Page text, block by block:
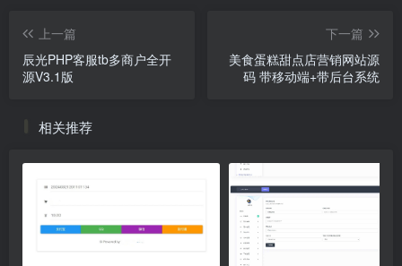
上一篇
辰光PHP客服tb多商户全开
源V3.1版
下一篇
美食蛋糕甜点店营销网站源
码 带移动端+带后台系统
相关推荐